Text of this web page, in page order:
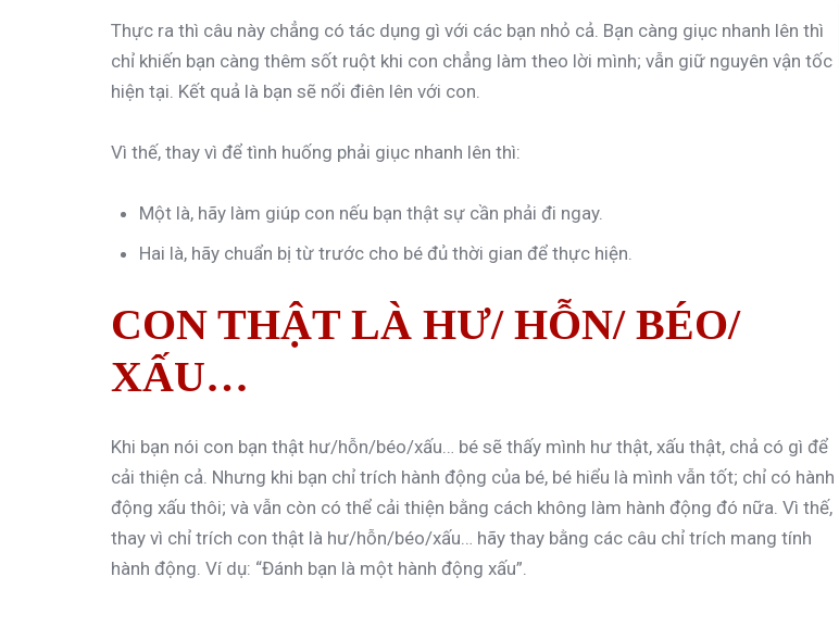
Thực ra thì câu này chẳng có tác dụng gì với các bạn nhỏ cả. Bạn càng giục nhanh lên thì
chỉ khiến bạn càng thêm sốt ruột khi con chẳng làm theo lời mình; vẫn giữ nguyên vận tốc
hiện tại. Kết quả là bạn sẽ nổi điên lên với con.
Vì thế, thay vì để tình huống phải giục nhanh lên thì:
Một là, hãy làm giúp con nếu bạn thật sự cần phải đi ngay.
Hai là, hãy chuẩn bị từ trước cho bé đủ thời gian để thực hiện.
CON THẬT LÀ HƯ/ HỖN/ BÉO/
XẤU…
Khi bạn nói con bạn thật hư/hỗn/béo/xấu… bé sẽ thấy mình hư thật, xấu thật, chả có gì để
cải thiện cả. Nhưng khi bạn chỉ trích hành động của bé, bé hiểu là mình vẫn tốt; chỉ có hành
động xấu thôi; và vẫn còn có thể cải thiện bằng cách không làm hành động đó nữa. Vì thế,
thay vì chỉ trích con thật là hư/hỗn/béo/xấu… hãy thay bằng các câu chỉ trích mang tính
hành động. Ví dụ: “Đánh bạn là một hành động xấu”.